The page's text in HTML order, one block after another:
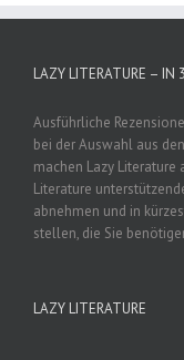
LAZY LITERATURE – IN
Ausführliche
bei der Auswahl aus
machen Lazy Literature
Literature
abnehmen und in
stellen, die Sie
LAZY LITERATURE